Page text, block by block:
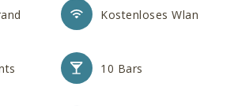
Kostenloses Wlan
10 Bars